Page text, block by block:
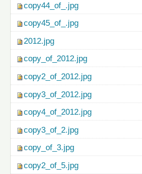
copy44_of_.jpg
copy45_of_.jpg
2012.jpg
copy_of_2012.jpg
copy2_of_2012.jpg
copy3_of_2012.jpg
copy4_of_2012.jpg
copy3_of_2.jpg
copy_of_3.jpg
copy2_of_5.jpg